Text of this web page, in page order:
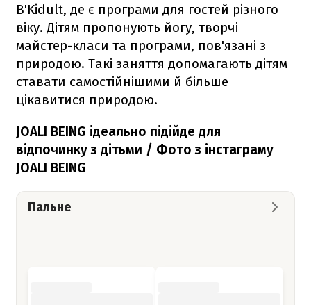
B'Kidult, де є програми для гостей різного
віку. Дітям пропонують йогу, творчі
майстер-класи та програми, пов'язані з
природою. Такі заняття допомагають дітям
ставати самостійнішими й більше
цікавитися природою.
JOALI BEING ідеально підійде для
відпочинку з дітьми / Фото з інстаграму
JOALI BEING
Пальне